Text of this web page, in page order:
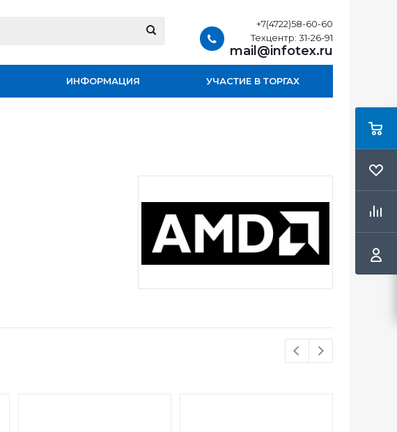
+7(4722)58-60-60
Техцентр: 31-26-91
mail@infotex.ru
ИНФОРМАЦИЯ УЧАСТИЕ В ТОРГАХ